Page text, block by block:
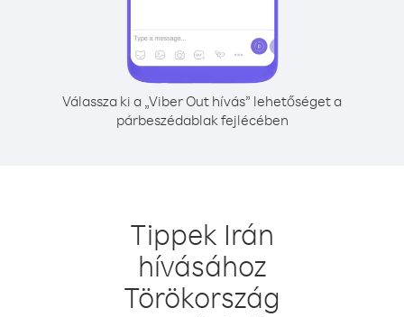
Válassza ki a „Viber Out hívás” lehetőséget a
párbeszédablak fejlécében
Tippek Irán
hívásához
Törökország